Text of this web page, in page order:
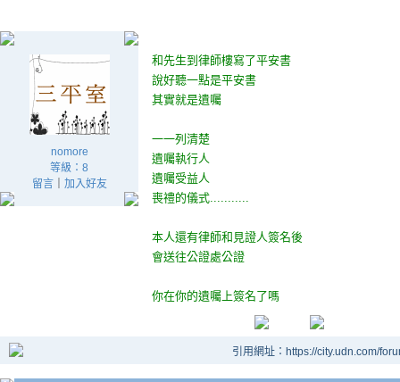
nomore
等級：8
留言｜ 加入好友
和先生到律師樓寫了平安書
說好聽一點是平安書
其實就是遺囑
一一列清楚
遺囑執行人
遺囑受益人
喪禮的儀式...........
本人還有律師和見證人簽名後
會送往公證處公證
你在你的遺囑上簽名了嗎
引用網址：https://city.udn.com/